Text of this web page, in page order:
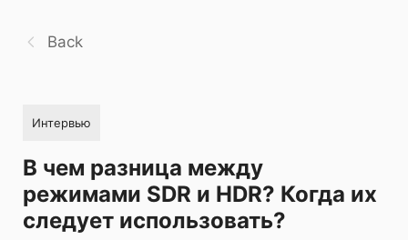
Back
Интервью
В чем разница между
режимами SDR и HDR? Когда их
следует использовать?